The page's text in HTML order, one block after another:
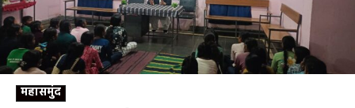
महासमुंद